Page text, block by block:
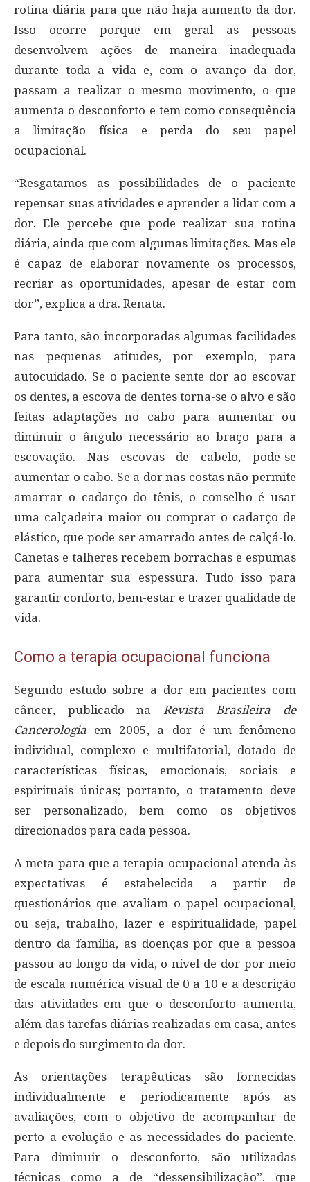
rotina diária para que não haja aumento da dor.
Isso ocorre porque em geral as pessoas
desenvolvem ações de maneira inadequada
durante toda a vida e, com o avanço da dor,
passam a realizar o mesmo movimento, o que
aumenta o desconforto e tem como consequência
a limitação física e perda do seu papel
ocupacional.
“Resgatamos as possibilidades de o paciente
repensar suas atividades e aprender a lidar com a
dor. Ele percebe que pode realizar sua rotina
diária, ainda que com algumas limitações. Mas ele
é capaz de elaborar novamente os processos,
recriar as oportunidades, apesar de estar com
dor”, explica a dra. Renata.
Para tanto, são incorporadas algumas facilidades
nas pequenas atitudes, por exemplo, para
autocuidado. Se o paciente sente dor ao escovar
os dentes, a escova de dentes torna-se o alvo e são
feitas adaptações no cabo para aumentar ou
diminuir o ângulo necessário ao braço para a
escovação. Nas escovas de cabelo, pode-se
aumentar o cabo. Se a dor nas costas não permite
amarrar o cadarço do tênis, o conselho é usar
uma calçadeira maior ou comprar o cadarço de
elástico, que pode ser amarrado antes de calçá-lo.
Canetas e talheres recebem borrachas e espumas
para aumentar sua espessura. Tudo isso para
garantir conforto, bem-estar e trazer qualidade de
vida.
Como a terapia ocupacional funciona
Segundo estudo sobre a dor em pacientes com
câncer, publicado na Revista Brasileira de
Cancerologia em 2005, a dor é um fenômeno
individual, complexo e multifatorial, dotado de
características físicas, emocionais, sociais e
espirituais únicas; portanto, o tratamento deve
ser personalizado, bem como os objetivos
direcionados para cada pessoa.
A meta para que a terapia ocupacional atenda às
expectativas é estabelecida a partir de
questionários que avaliam o papel ocupacional,
ou seja, trabalho, lazer e espiritualidade, papel
dentro da família, as doenças por que a pessoa
passou ao longo da vida, o nível de dor por meio
de escala numérica visual de 0 a 10 e a descrição
das atividades em que o desconforto aumenta,
além das tarefas diárias realizadas em casa, antes
e depois do surgimento da dor.
As orientações terapêuticas são fornecidas
individualmente e periodicamente após as
avaliações, com o objetivo de acompanhar de
perto a evolução e as necessidades do paciente.
Para diminuir o desconforto, são utilizadas
técnicas como a de “dessensibilização”, que